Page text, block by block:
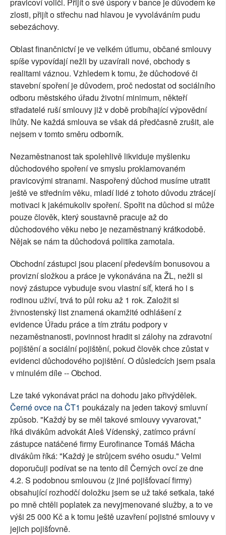
zlosti, přijít o střechu nad hlavou je vyvoláváním pudu
sebezáchovy.
Oblast finančnictví je ve velkém útlumu, občané smlouvy
spíše vypovídají nežli by uzavírali nové, obchody s
realitami váznou. Vzhledem k tomu, že důchodové či
stavební spoření je důvodem, proč nedostat od sociálního
odboru městského úřadu životní minimum, někteří
střadatelé ruší smlouvy již v době probíhající výpovědní
lhůty. Ne každá smlouva se však dá předčasně zrušit, ale
nejsem v tomto směru odborník.
Nezaměstnanost tak spolehlivě likviduje myšlenku
důchodového spoření ve smyslu proklamovaném
pravicovými stranami. Naspořený důchod musíme utratit
ještě ve středním věku, mladí lidé z tohoto důvodu ztrácejí
motivaci k jakémukoliv spoření. Spořit na důchod si může
pouze člověk, který soustavně pracuje až do
důchodového věku nebo je nezaměstnaný krátkodobě.
Nějak se nám ta důchodová politika zamotala.
Obchodní zástupci jsou placení především bonusovou a
provizní složkou a práce je vykonávána na ŽL, nežli si
nový zástupce vybuduje svou vlastní síť, která ho i s
rodinou uživí, trvá to půl roku až 1 rok. Založit si
živnostenský list znamená okamžité odhlášení z
evidence Úřadu práce a tím ztrátu podpory v
nezaměstnanosti, povinnost hradit si zálohy na zdravotní
pojištění a sociální pojištění, pokud člověk chce zůstat v
evidenci důchodového pojištění. O důsledcích jsem psala
v minulém díle -- Obchod.
Lze také vykonávat práci na dohodu jako přivýdělek.
Černé ovce na ČT1 poukázaly na jeden takový smluvní
způsob. "Každý by se měl takové smlouvy vyvarovat,"
říká divákům advokát Aleš Vídenský, zatímco právní
zástupce natáčené firmy Eurofinance Tomáš Mácha
divákům říká: "Každý je strůjcem svého osudu." Velmi
doporučuji podívat se na tento díl Černých ovcí ze dne
4.2. S podobnou smlouvou (z jiné pojišťovací firmy)
obsahující rozhodčí doložku jsem se už také setkala, také
po mně chtěli poplatek za nevyjmenované služby, a to ve
výši 25 000 Kč a k tomu ještě uzavření pojistné smlouvy v
jejich pojišťovně.